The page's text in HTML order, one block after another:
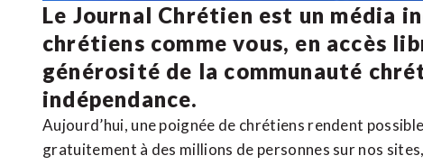
Le Journal Chrétien est un média
chrétiens comme vous, en accès
générosité de la communauté
indépendance.
Aujourd’hui, une poignée de chrétiens rendent
gratuitement à des millions de personnes sur nos sites,